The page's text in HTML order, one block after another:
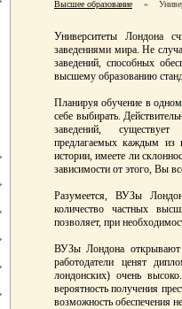
Высшее образование »
Университеты Лондона
заведениями мира. Не
заведений, способных
высшему образованию
Планируя обучение в
себе выбирать.
заведений,
предлагаемых каждым из
истории, имеете ли
зависимости от этого, Вы
Разумеется, ВУЗы
количество частных
позволяет, при
ВУЗы Лондона
работодатели ценят
лондонских) очень
вероятность получения
возможность обеспечения